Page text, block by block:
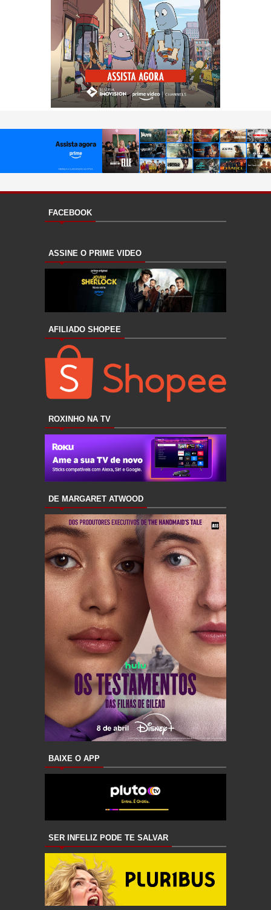
FACEBOOK
ASSINE O PRIME VIDEO
AFILIADO SHOPEE
ROXINHO NA TV
DE MARGARET ATWOOD
BAIXE O APP
SER INFELIZ PODE TE SALVAR